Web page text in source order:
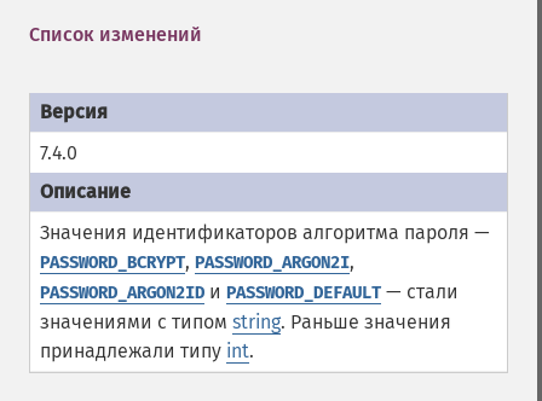
Список изменений
7.4.0
Значения идентификаторов алгоритма пароля —
PASSWORD_BCRYPT, PASSWORD_ARGON2I,
PASSWORD_ARGON2ID и PASSWORD_DEFAULT — стали
значениями с типом string. Раньше значения
принадлежали типу int.